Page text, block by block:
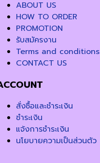
ABOUT US
HOW TO ORDER
PROMOTION
รับสมัครงาน
Terms and conditions
CONTACT US
สั่งซื้อและชำระเงิน
ชำระเงิน
แจ้งการชำระเงิน
นโยบายความเป็นส่วนตัว